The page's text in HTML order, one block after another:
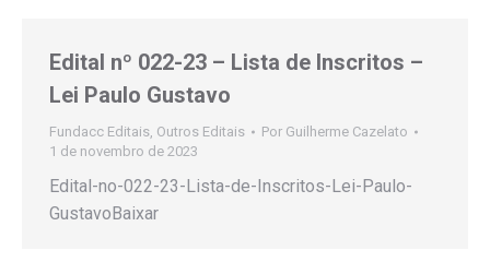
Edital nº 022-23 – Lista de Inscritos –
Lei Paulo Gustavo
Fundacc Editais, Outros Editais Por Guilherme Cazelato
1 de novembro de 2023
Edital-no-022-23-Lista-de-Inscritos-Lei-Paulo-
GustavoBaixar